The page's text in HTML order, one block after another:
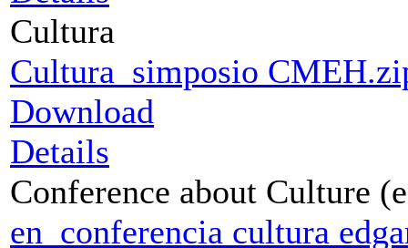
Cultura
Cultura_simposio
Download
Details
Conference about Culture
en_conferencia cultura